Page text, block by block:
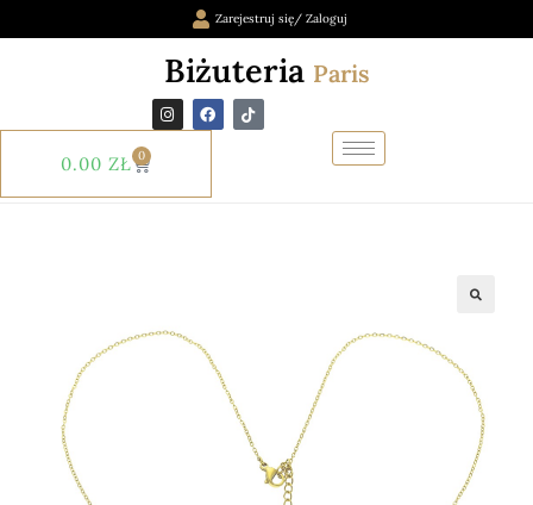
Zarejestruj się/ Zaloguj
Biżuteria Paris
0.00 ZŁ 0